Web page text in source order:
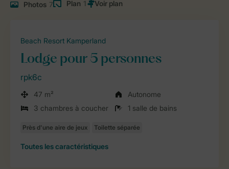
Photos 7 Plan 1
Beach Resort Kamperland
Lodge pour 5 personnes
rpk6c
47 m²
Autonome
3 chambres à coucher
1 salle de bains
Toutes les caractéristiques